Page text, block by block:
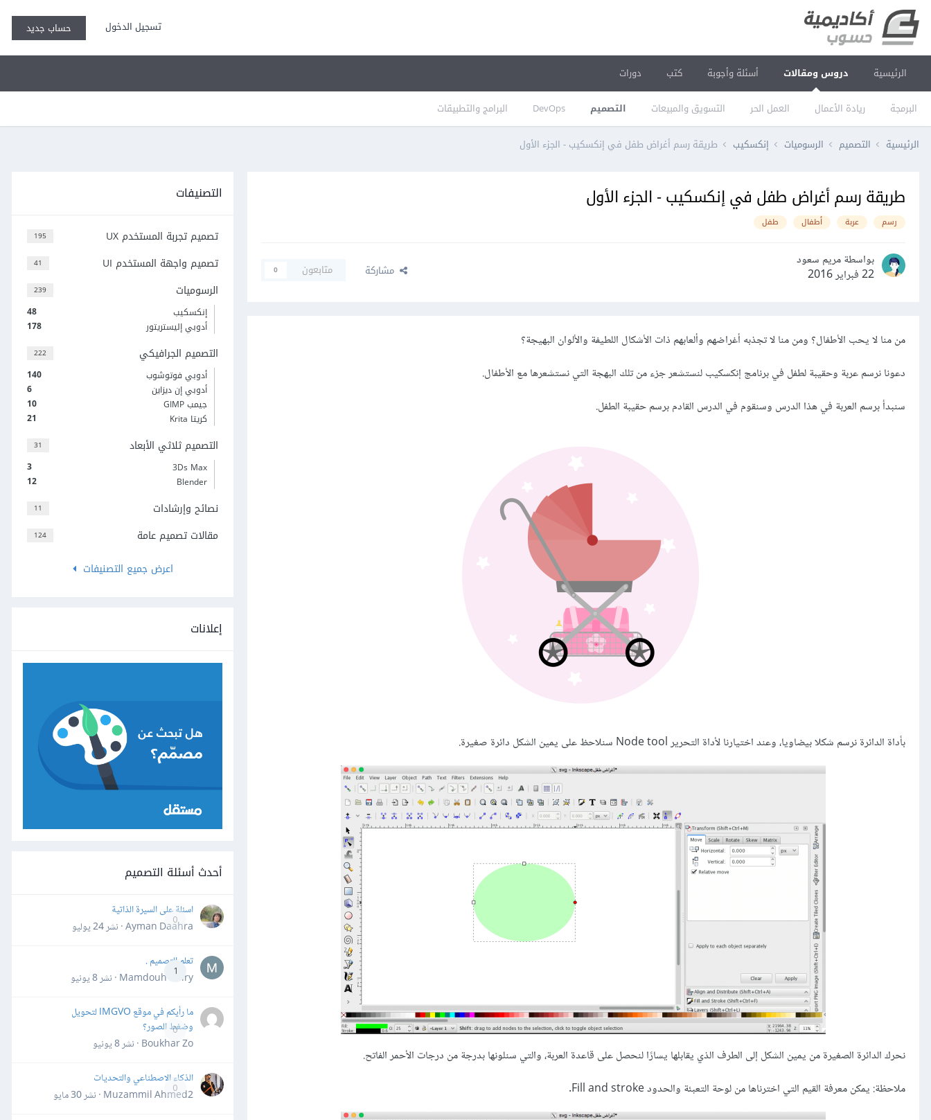
تسجيل الدخول حساب جديد
الرئيسية دروس ومقالات
البرمجة ريادة الأعمال العمل الحر التسويق والمبيعات التصميم DevOps البرامج والتطبيقات
أسئلة وأجوبة كتب دورات
الرئيسية التصميم الرسوميات إنكسكيب طريقة رسم أغراض طفل في إنكسكيب - الجزء الأول
طريقة رسم أغراض طفل في إنكسكيب - الجزء الأول
رسم عربة أطفال طفل
بواسطة مريم سعود
22 فبراير 2016
مشاركة متابعون 0
من منا لا يحب الأطفال؟ ومن منا لا تجذبه أغراضهم وألعابهم ذات الأشكال اللطيفة والألوان البهيجة؟
دعونا نرسم عربة وحقيبة لطفل في برنامج إنكسكيب لنستشعر جزء من تلك البهجة التي نستشعرها مع الأطفال.
سنبدأ برسم العربة في هذا الدرس وسنقوم في الدرس القادم برسم حقيبة الطفل.
بأداة الدائرة نرسم شكلا بيضاويا، وعند اختيارنا لأداة التحرير Node tool سنلاحظ على يمين الشكل دائرة صغيرة.
نحرك الدائرة الصغيرة من يمين الشكل إلى الطرف الذي يقابلها يسارًا لنحصل على قاعدة العربة، والتي سنلونها بدرجة من درجات الأحمر الفاتح.
ملاحظة: يمكن معرفة القيم التي اخترناها من لوحة التعبئة والحدود Fill and stroke.
التصنيفات
195 تصميم تجربة المستخدم UX
41 تصميم واجهة المستخدم UI
239 الرسوميات
48
إنكسكيب
178
أدوبي إليستريتور
222 التصميم الجرافيكي
140
أدوبي فوتوشوب
6
أدوبي إن ديزاين
10
جيمب GIMP
21
كريتا Krita
31 التصميم ثلاثي الأبعاد
3
3Ds Max
12
Blender
11 نصائح وإرشادات
124
مقالات تصميم عامة
اعرض جميع التصنيفات
إعلانات
أحدث أسئلة التصميم
0
اسئلة على السيرة الذاتية
Ayman Daahra · نشر
24 يوليو
1
تعلم التصميم .
Mamdouh Khiry · نشر
8 يونيو
0
ما رأيكم في موقع IMGVO لتحويل
وضغط الصور؟
Boukhar Zo · نشر
8 يونيو
0
الذكاء الاصطناعي والتحديات
Muzammil Ahmed2 · نشر
30 مايو